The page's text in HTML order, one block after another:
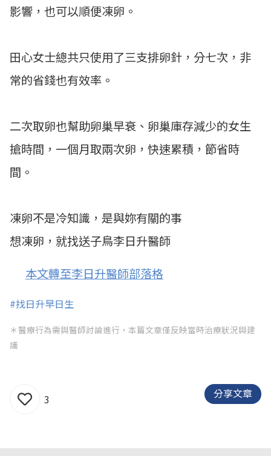
影響，也可以順便凍卵。
田心女士總共只使用了三支排卵針，分七次，非
常的省錢也有效率。
二次取卵也幫助卵巢早衰、卵巢庫存減少的女生
搶時間，一個月取兩次卵，快速累積，節省時
間。
凍卵不是冷知識，是與妳有關的事
想凍卵，就找送子鳥李日升醫師
本文轉至李日升醫師部落格
#找日升早日生
＊醫療行為需與醫師討論進行，本篇文章僅反映當時治療狀況與建
議
3 分享文章